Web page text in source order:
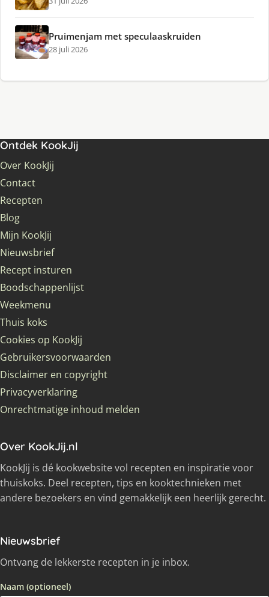
Pruimenjam met speculaaskruiden
28 juli 2026
Ontdek KookJij
Over KookJij
Contact
Recepten
Blog
Mijn KookJij
Nieuwsbrief
Recept insturen
Boodschappenlijst
Weekmenu
Thuis koks
Cookies op KookJij
Gebruikersvoorwaarden
Disclaimer en copyright
Privacyverklaring
Onrechtmatige inhoud melden
Over KookJij.nl
KookJij is dé kookwebsite vol recepten en inspiratie voor
thuiskoks. Deel recepten, tips en kooktechnieken met
andere bezoekers en vind gemakkelijk een heerlijk gerecht.
Nieuwsbrief
Ontvang de lekkerste recepten in je inbox.
Naam (optioneel)